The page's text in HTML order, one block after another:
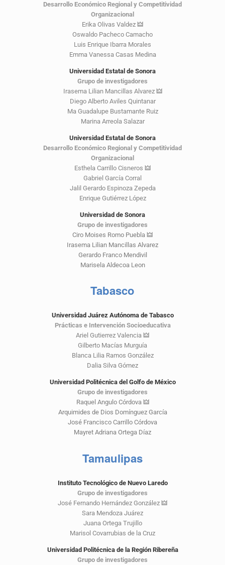
Desarrollo Económico Regional y Competitividad
Organizacional
Erika Olivas Valdez 🜲
Oswaldo Pacheco Camacho
Luis Enrique Ibarra Morales
Emma Vanessa Casas Medina
Universidad Estatal de Sonora
Grupo de investigadores
Irasema Lilian Mancillas Alvarez 🜲
Diego Alberto Aviles Quintanar
Ma Guadalupe Bustamante Ruiz
Marina Arreola Salazar
Universidad Estatal de Sonora
Desarrollo Económico Regional y Competitividad
Organizacional
Esthela Carrillo Cisneros 🜲
Gabriel García Corral
Jalil Gerardo Espinoza Zepeda
Enrique Gutiérrez López
Universidad de Sonora
Grupo de investigadores
Ciro Moises Romo Puebla 🜲
Irasema Lilian Mancillas Alvarez
Gerardo Franco Mendivil
Marisela Aldecoa Leon
Tabasco
Universidad Juárez Autónoma de Tabasco
Prácticas e Intervención Socioeducativa
Ariel Gutierrez Valencia 🜲
Gilberto Macías Murguía
Blanca Lilia Ramos González
Dalia Silva Gómez
Universidad Politécnica del Golfo de México
Grupo de investigadores
Raquel Angulo Córdova 🜲
Arquimides de Dios Domínguez García
José Francisco Carrillo Córdova
Mayret Adriana Ortega Díaz
Tamaulipas
Instituto Tecnológico de Nuevo Laredo
Grupo de investigadores
José Fernando Hernández González 🜲
Sara Mendoza Juárez
Juana Ortega Trujillo
Marisol Covarrubias de la Cruz
Universidad Politécnica de la Región Ribereña
Grupo de investigadores